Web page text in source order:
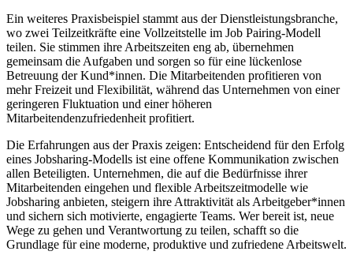
Ein weiteres Praxisbeispiel stammt aus der Dienstleistungsbranche,
wo zwei Teilzeitkräfte eine Vollzeitstelle im Job Pairing-Modell
teilen. Sie stimmen ihre Arbeitszeiten eng ab, übernehmen
gemeinsam die Aufgaben und sorgen so für eine lückenlose
Betreuung der Kund*innen. Die Mitarbeitenden profitieren von
mehr Freizeit und Flexibilität, während das Unternehmen von einer
geringeren Fluktuation und einer höheren
Mitarbeitendenzufriedenheit profitiert.
Die Erfahrungen aus der Praxis zeigen: Entscheidend für den Erfolg
eines Jobsharing-Modells ist eine offene Kommunikation zwischen
allen Beteiligten. Unternehmen, die auf die Bedürfnisse ihrer
Mitarbeitenden eingehen und flexible Arbeitszeitmodelle wie
Jobsharing anbieten, steigern ihre Attraktivität als Arbeitgeber*innen
und sichern sich motivierte, engagierte Teams. Wer bereit ist, neue
Wege zu gehen und Verantwortung zu teilen, schafft so die
Grundlage für eine moderne, produktive und zufriedene Arbeitswelt.